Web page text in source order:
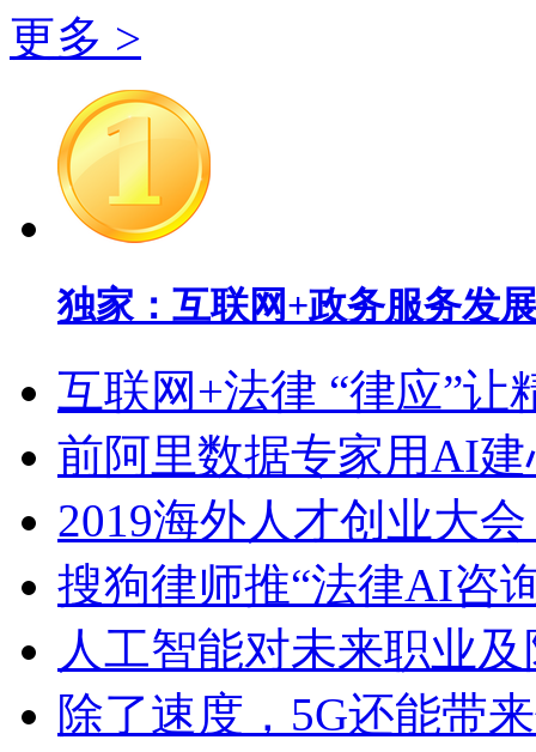
更多 >
独家：互联网+政务服务发
互联网+法律 “律应”让
前阿里数据专家用AI
2019海外人才创业大
搜狗律师推“法律AI咨
人工智能对未来职业
除了速度，5G还能带